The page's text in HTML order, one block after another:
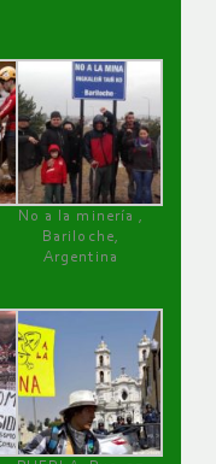
No a la minería ,
Bariloche,
Argentina